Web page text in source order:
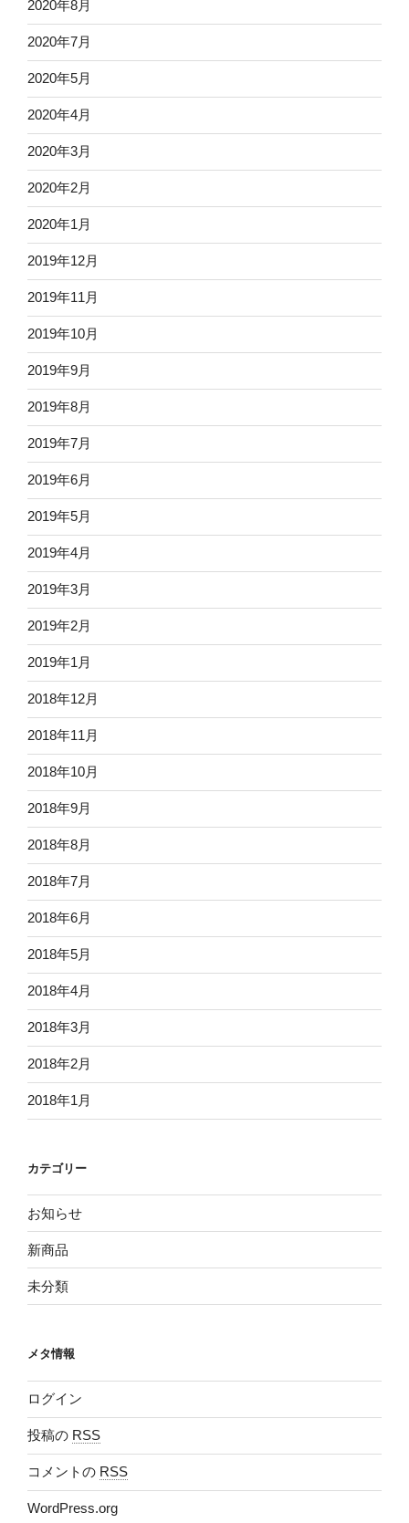
2020年8月
2020年7月
2020年5月
2020年4月
2020年3月
2020年2月
2020年1月
2019年12月
2019年11月
2019年10月
2019年9月
2019年8月
2019年7月
2019年6月
2019年5月
2019年4月
2019年3月
2019年2月
2019年1月
2018年12月
2018年11月
2018年10月
2018年9月
2018年8月
2018年7月
2018年6月
2018年5月
2018年4月
2018年3月
2018年2月
2018年1月
カテゴリー
お知らせ
新商品
未分類
メタ情報
ログイン
投稿の RSS
コメントの RSS
WordPress.org